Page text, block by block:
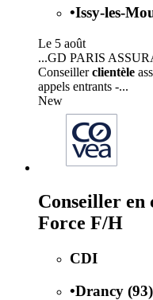
•Issy-les-
Le 5 août
...GD PARIS
Conseillerclientèle
appels entrants -...
New
Conseiller en
Force F/H
CDI
•Drancy (93)